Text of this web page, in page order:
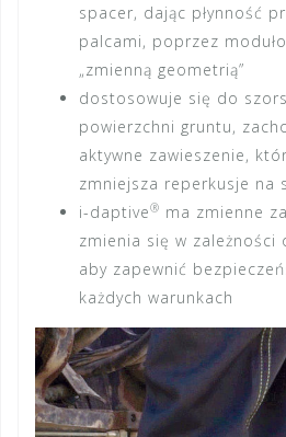
spacer, dając płynność
palcami, poprzez
„zmienną geometrią”
dostosowuje się do
powierzchni gruntu,
aktywne zawieszenie,
zmniejsza reperkusje na
i-daptive® ma zmienne
zmienia się w zależności
aby zapewnić
każdych warunkach